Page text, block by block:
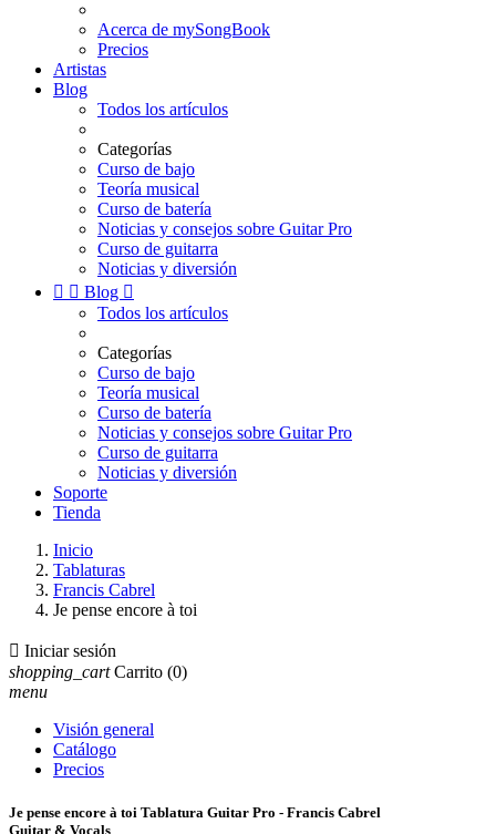
Acerca de mySongBook
Precios
Artistas
Blog
Todos los artículos
Categorías
Curso de bajo
Teoría musical
Curso de batería
Noticias y consejos sobre Guitar Pro
Curso de guitarra
Noticias y diversión
  Blog 
Todos los artículos
Categorías
Curso de bajo
Teoría musical
Curso de batería
Noticias y consejos sobre Guitar Pro
Curso de guitarra
Noticias y diversión
Soporte
Tienda
Inicio
Tablaturas
Francis Cabrel
Je pense encore à toi
 Iniciar sesión
shopping_cart Carrito (0)
menu
Visión general
Catálogo
Precios
Je pense encore à toi Tablatura Guitar Pro - Francis Cabrel
Guitar & Vocals